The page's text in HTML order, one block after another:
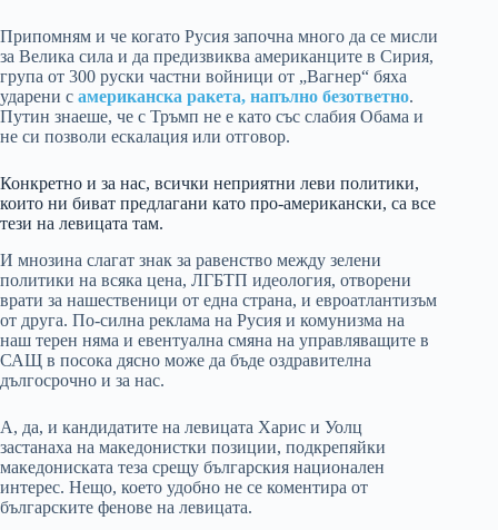
Припомням и че когато Русия започна много да се мисли
за Велика сила и да предизвиква американците в Сирия,
група от 300 руски частни войници от „Вагнер“ бяха
ударени с американска ракета, напълно безответно.
Путин знаеше, че с Тръмп не е като със слабия Обама и
не си позволи ескалация или отговор.
Конкретно и за нас, всички неприятни леви политики,
които ни биват предлагани като про-американски, са все
тези на левицата там.
И мнозина слагат знак за равенство между зелени
политики на всяка цена, ЛГБТП идеология, отворени
врати за нашественици от една страна, и евроатлантизъм
от друга. По-силна реклама на Русия и комунизма на
наш терен няма и евентуална смяна на управляващите в
САЩ в посока дясно може да бъде оздравителна
дългосрочно и за нас.
А, да, и кандидатите на левицата Харис и Уолц
застанаха на македонистки позиции, подкрепяйки
македониската теза срещу българския национален
интерес. Нещо, което удобно не се коментира от
българските фенове на левицата.